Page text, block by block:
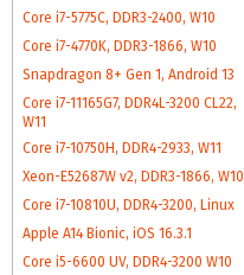
Core i7-5775C, DDR3-2400, W10
Core i7-4770K, DDR3-1866, W10
Snapdragon 8+ Gen 1, Android 13
Core i7-11165G7, DDR4L-3200 CL22,
W11
Core i7-10750H, DDR4-2933, W11
Xeon-E52687W v2, DDR3-1866, W10
Core i7-10810U, DDR4-3200, Linux
Apple A14 Bionic, iOS 16.3.1
Core i5-6600 UV, DDR4-3200 W10